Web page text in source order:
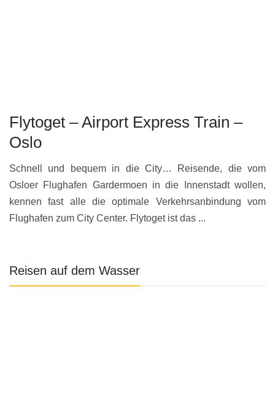
Flytoget – Airport Express Train –
Oslo
Schnell und bequem in die City… Reisende, die vom
Osloer Flughafen Gardermoen in die Innenstadt wollen,
kennen fast alle die optimale Verkehrsanbindung vom
Flughafen zum City Center. Flytoget ist das ...
Reisen auf dem Wasser